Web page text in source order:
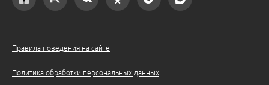
Правила поведения на сайте
Политика обработки персональных данных